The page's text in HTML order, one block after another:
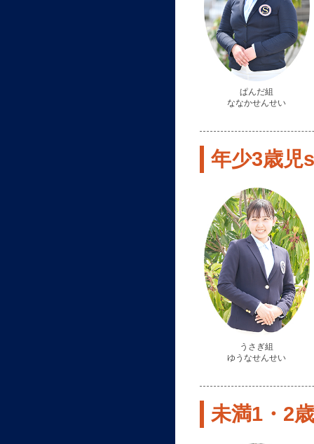
ぱんだ組
ななかせんせい
年少3歳児
うさぎ組
ゆうなせんせい
未満1・2